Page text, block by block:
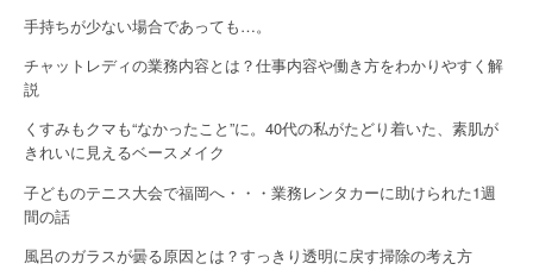
手持ちが少ない場合であっても…。
チャットレディの業務内容とは？仕事内容や働き方をわかりやすく解
説
くすみもクマも“なかったこと”に。40代の私がたどり着いた、素肌が
きれいに見えるベースメイク
子どものテニス大会で福岡へ・・・業務レンタカーに助けられた1週
間の話
風呂のガラスが曇る原因とは？すっきり透明に戻す掃除の考え方